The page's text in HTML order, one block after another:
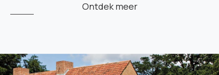
Ontdek meer